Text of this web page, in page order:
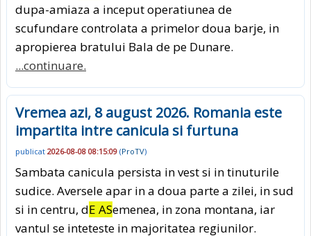
dupa-amiaza a inceput operatiunea de
scufundare controlata a primelor doua barje, in
apropierea bratului Bala de pe Dunare.
...continuare.
Vremea azi, 8 august 2026. Romania este
impartita intre canicula si furtuna
publicat 2026-08-08 08:15:09 (ProTV)
Sambata canicula persista in vest si in tinuturile
sudice. Aversele apar in a doua parte a zilei, in sud
si in centru, dE ASemenea, in zona montana, iar
vantul se inteteste in majoritatea regiunilor.